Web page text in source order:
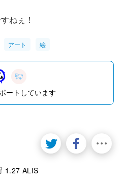
ねぇ！
アート 絵
ートしています
1.27 ALIS